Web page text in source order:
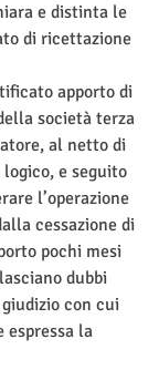
e distinta le
di ricettazione
società terza
al netto di
e seguito
l’operazione
cessazione di
pochi mesi
dubbi
con cui
espressa la